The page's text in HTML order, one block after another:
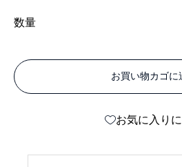
数量
お買い物カゴに
お気に入り